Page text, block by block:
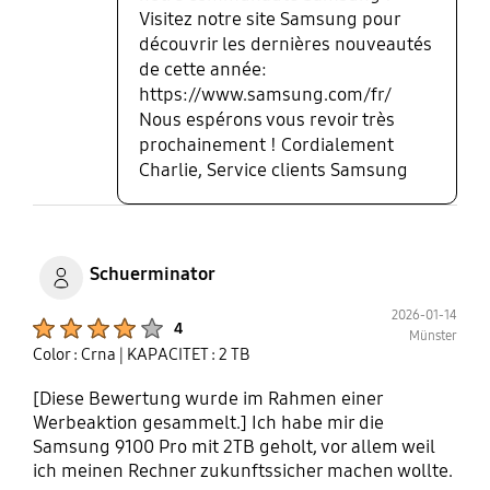
Visitez notre site Samsung pour
découvrir les dernières nouveautés
de cette année:
https://www.samsung.com/fr/
Nous espérons vous revoir très
prochainement ! Cordialement
Charlie, Service clients Samsung
Schuerminator
4
2026-01-14
Münster
Color : Crna | KAPACITET : 2 TB
[Diese Bewertung wurde im Rahmen einer
Werbeaktion gesammelt.] Ich habe mir die
Samsung 9100 Pro mit 2TB geholt, vor allem weil
ich meinen Rechner zukunftssicher machen wollte.